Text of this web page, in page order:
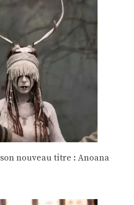
nouveau titre : Anoana